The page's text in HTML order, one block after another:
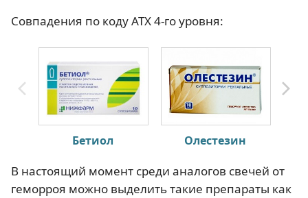
Совпадения по коду АТХ 4-го уровня:
Бетиол Олестезин
В настоящий момент среди аналогов свечей от
геморроя можно выделить такие препараты как